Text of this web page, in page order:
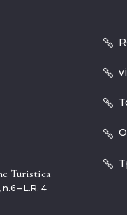
Turistica
– L.R. 4